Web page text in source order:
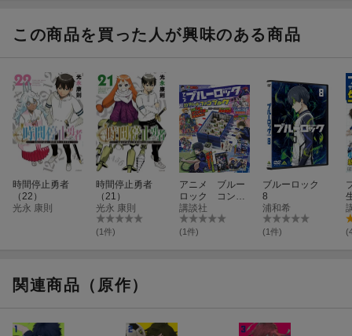
この商品を買った人が興味のある商品
時間停止勇者
（22）
光永 康則
時間停止勇者
（21）
光永 康則
(1件)
アニメ ブルー
ロック コンプ
リートファンブ
ック
講談社
(1件)
ブルーロック
8
浦和希
(1件)
関連商品（原作）